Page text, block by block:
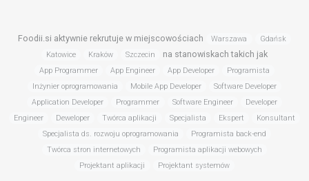
Foodii.si aktywnie rekrutuje w miejscowościach Warszawa
Gdańsk
Katowice
Kraków Szczecin na stanowiskach takich jak
App Programmer App Engineer App Developer
Programista
Inżynier oprogramowania
Mobile App Developer
Software Developer
Application Developer
Programmer Software Engineer
Developer
Engineer
Deweloper Twórca aplikacji Specjalista Ekspert
Konsultant
Specjalista ds. rozwoju oprogramowania
Programista back-end
Twórca stron internetowych
Programista aplikacji webowych
Projektant aplikacji
Projektant systemów